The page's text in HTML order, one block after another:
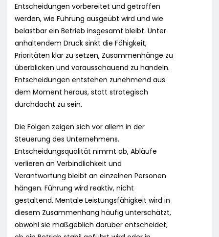
Entscheidungen vorbereitet und getroffen
werden, wie Führung ausgeübt wird und wie
belastbar ein Betrieb insgesamt bleibt. Unter
anhaltendem Druck sinkt die Fähigkeit,
Prioritäten klar zu setzen, Zusammenhänge zu
überblicken und vorausschauend zu handeln.
Entscheidungen entstehen zunehmend aus
dem Moment heraus, statt strategisch
durchdacht zu sein.
Die Folgen zeigen sich vor allem in der
Steuerung des Unternehmens.
Entscheidungsqualität nimmt ab, Abläufe
verlieren an Verbindlichkeit und
Verantwortung bleibt an einzelnen Personen
hängen. Führung wird reaktiv, nicht
gestaltend. Mentale Leistungsfähigkeit wird in
diesem Zusammenhang häufig unterschätzt,
obwohl sie maßgeblich darüber entscheidet,